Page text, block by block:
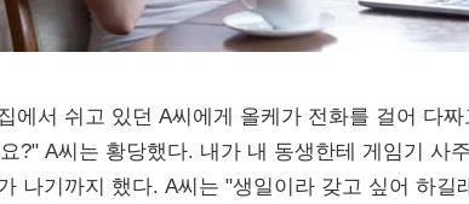
에서 쉬고 있던 A씨에게 올케가 전화를 걸어 다
?" A씨는 황당했다. 내가 내 동생한테 게임기 사
나기까지 했다. A씨는 "생일이라 갖고 싶어 하길